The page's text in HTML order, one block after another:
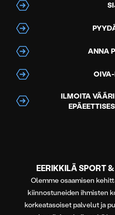
ANNA
ILMOITA
EERIKKILÄ SPORT
Olemme osaamisen
kiinnostuneiden ihmisten
korkeatasoiset palvelut ja